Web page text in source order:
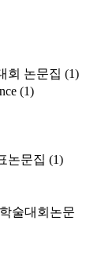
회 논문집 (1)
(1)
논문집 (1)
술대회논문